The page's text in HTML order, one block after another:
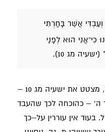
אֲשֶׁר בָּחָרְתִּי
כִּי־אֲנִי הוּא לְפָנַי
מג 10).
רב ידוע בעל ערוץ ביוטיוב מפורסם, מצטט את ישעיה מג 10 –
ה' – כהוכחה לכך שהעבד
בעוד אין עוררין על–כך